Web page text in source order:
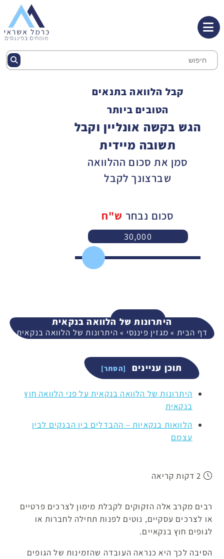
קבל הלוואה בתנאים
הטובים ביותר
הגש בקשה אונליין וקבל
תשובה מיידית
סמן את סכום ההלוואה
שברצונך לקבל
סכום נבחר ש"ח
30,000
המשך
היתרונות של הלוואה בנקאית
דף הבית » מגזין פיננסי »היתרונות של הלוואה בנקאית
תוכן עניינים
היתרונות של הלוואה בנקאית על פני הלוואה חוץ
בנקאית
הלוואות בנקאיות – ההבדלים בין הבנקים לבין
עצמם
רבים מקרב אלה הזקוקים לקבלת מימון לצרכים פרטיים
או לצרכים עסקיים, נוטים לפנות תחילה לחברות או
לגופים חוץ בנקאיים.
הסיבה לכך היא כנראה העובדה שהזמינות של הגופים